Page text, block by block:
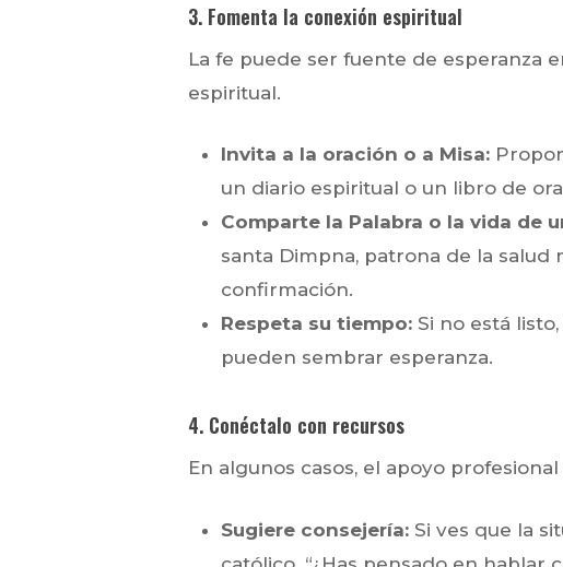
3. Fomenta la conexión espiritual
La fe puede ser fuente de esperanza
espiritual.
Invita a la oración o a Misa:
un diario espiritual o un libro de
Comparte la Palabra o la vida de
santa Dimpna, patrona de la
confirmación.
Respeta su tiempo: Si no está
pueden sembrar esperanza.
4. Conéctalo con recursos
En algunos casos, el apoyo
Sugiere consejería: Si ves que la